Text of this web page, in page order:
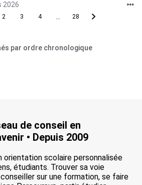
2026
2 3 4 28
par ordre chronologique
de conseil en
• Depuis 2009
orientation scolaire personnalisée
étudiants. Trouver sa voie
sur une formation, se faire